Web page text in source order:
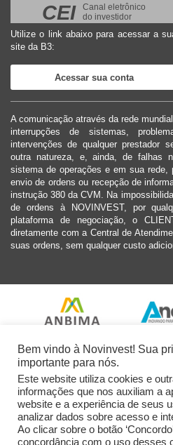
CEI
Canal eletrônico
do investidor
Utilize o link abaixo para acessar a
site da B3:
Acessar sua conta
A comunicação através da rede
interrupções de sistemas,
intervenções de qualquer prestador
outra natureza, e, ainda, de falhas
sistema de operações e em sua rede,
envio de ordens ou recepção de
instrução 380 da CVM. Na
de ordens à NOVINVEST, por
plataforma de negociação, o
diretamente com a Central de
suas ordens, sem qualquer custo
Bem vindo à Novinvest! Sua
importante para nós.
Este website utiliza cookies e
informações que nos auxiliam a
website e a experiência de seus
analizar dados sobre acesso e
Ao clicar sobre o botão
concordância com o uso desses